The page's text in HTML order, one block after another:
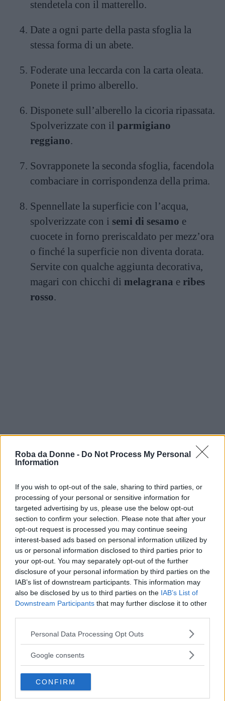
Roba da Donne - Do Not Process My Personal
Information
If you wish to opt-out of the sale, sharing to third parties, or
processing of your personal or sensitive information for
targeted advertising by us, please use the below opt-out
section to confirm your selection. Please note that after your
opt-out request is processed you may continue seeing
interest-based ads based on personal information utilized by
us or personal information disclosed to third parties prior to
your opt-out. You may separately opt-out of the further
disclosure of your personal information by third parties on the
IAB’s list of downstream participants. This information may
also be disclosed by us to third parties on the IAB’s List of
Downstream Participants that may further disclose it to other
Please note that this website/app uses one or more Google
not limited to your visit or usage behaviour. You may click to
use your data for below specified purposes in below Google
consent section.
Personal Data Processing Opt Outs
Google consents
CONFIRM
stendetela con il matterello.
Date a ogni parte della pasta sfoglia la
stessa forma di un abete.
Foderate una leccarda con la carta oleata.
Ponete il primo alberello.
Disponete sull’alberello la cicoria ripassata.
Spolverizzate con il parmigiano
reggiano.
Sovrapponete la seconda sfoglia, facendola
combaciare in corrispondenza della prima.
Spennellate la superficie con l’acqua,
spolverizzate con i semi di sesamo e
cuocete in forno preriscaldato per mezz’ora
o finché la superficie non diventa dorata.
Servite con qualche aggiunta decorativa,
magari con chicchi di melagrana e ribes
rosso.
Varianti
Alberi di Natale di pasta sfoglia con
Nutella